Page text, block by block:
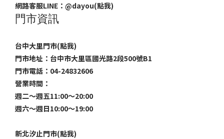
網路客服LINE： @dayou(點我)
門市資訊
台中大里門市(點我)
門市地址：台中市大里區國光路2段500號B1
門市電話：04-24832606
營業時間：
週二～週五11:00～20:00
週六～週日10:00～19:00
新北汐止門市(點我)